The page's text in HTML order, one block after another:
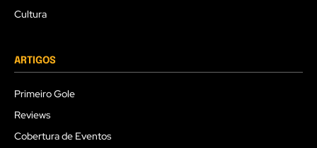
Cultura
ARTIGOS
Primeiro Gole
Reviews
Cobertura de Eventos